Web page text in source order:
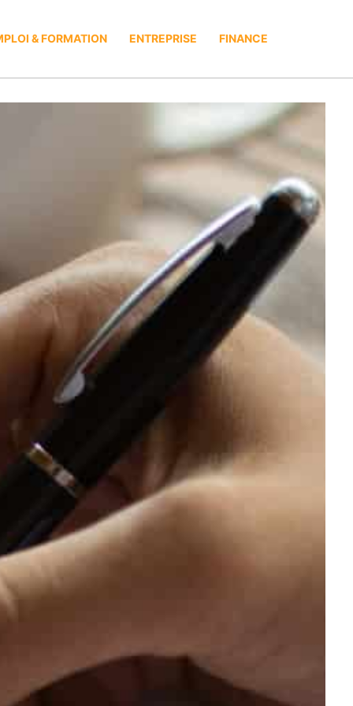
& FORMATION ENTREPRISE FINANCE